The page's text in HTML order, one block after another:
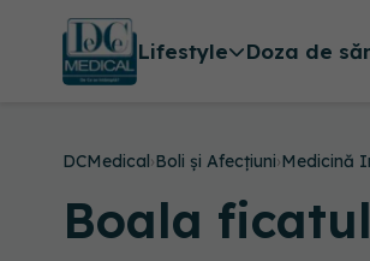
Lifestyle Doza de
DCMedical›Boli și Afecțiuni›Medicină
Boala